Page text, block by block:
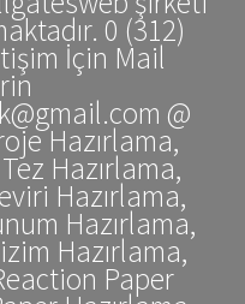
0 (312)
İçin Mail
@
Hazırlama,
Hazırlama,
Hazırlama,
Hazırlama,
Hazırlama,
Paper